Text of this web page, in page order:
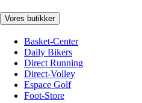
Vores butikker
Basket-Center
Daily Bikers
Direct Running
Direct-Volley
Espace Golf
Foot-Store